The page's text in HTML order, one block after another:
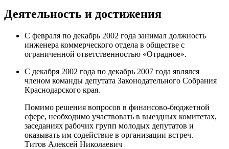
Деятельность и достижения
С февраля по декабрь 2002 года занимал должность
инженера коммерческого отдела в обществе с
ограниченной ответственностью «Отрадное».
С декабря 2002 года по декабрь 2007 года являлся
членом команды депутата Законодательного Собрания
Краснодарского края.
Помимо решения вопросов в финансово-бюджетной
сфере, необходимо участвовать в выездных комитетах,
заседаниях рабочих групп молодых депутатов и
оказывать им содействие в организации встреч.
Титов Алексей Николаевич